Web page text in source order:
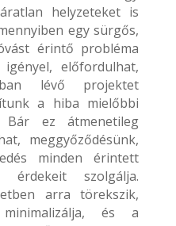
helyzeteket is
egy sürgős,
érintő probléma
előfordulhat,
lévő projektet
a hiba mielőbbi
Bár ez átmenetileg
meggyőződésünk,
minden érintett
szolgálja.
arra törekszik,
és a